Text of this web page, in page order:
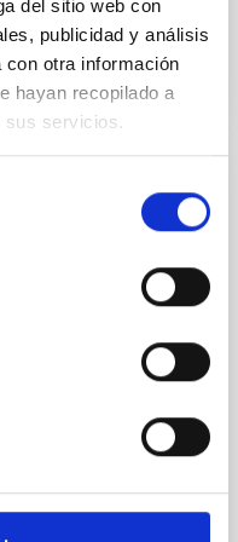
del sitio web con
publicidad y análisis
con otra información
hayan recopilado a
sus servicios.
planetary
into the early
younger than
probably
are often